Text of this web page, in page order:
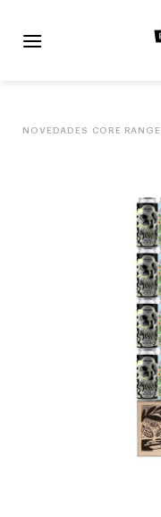
NOVEDADES CORE RANGE